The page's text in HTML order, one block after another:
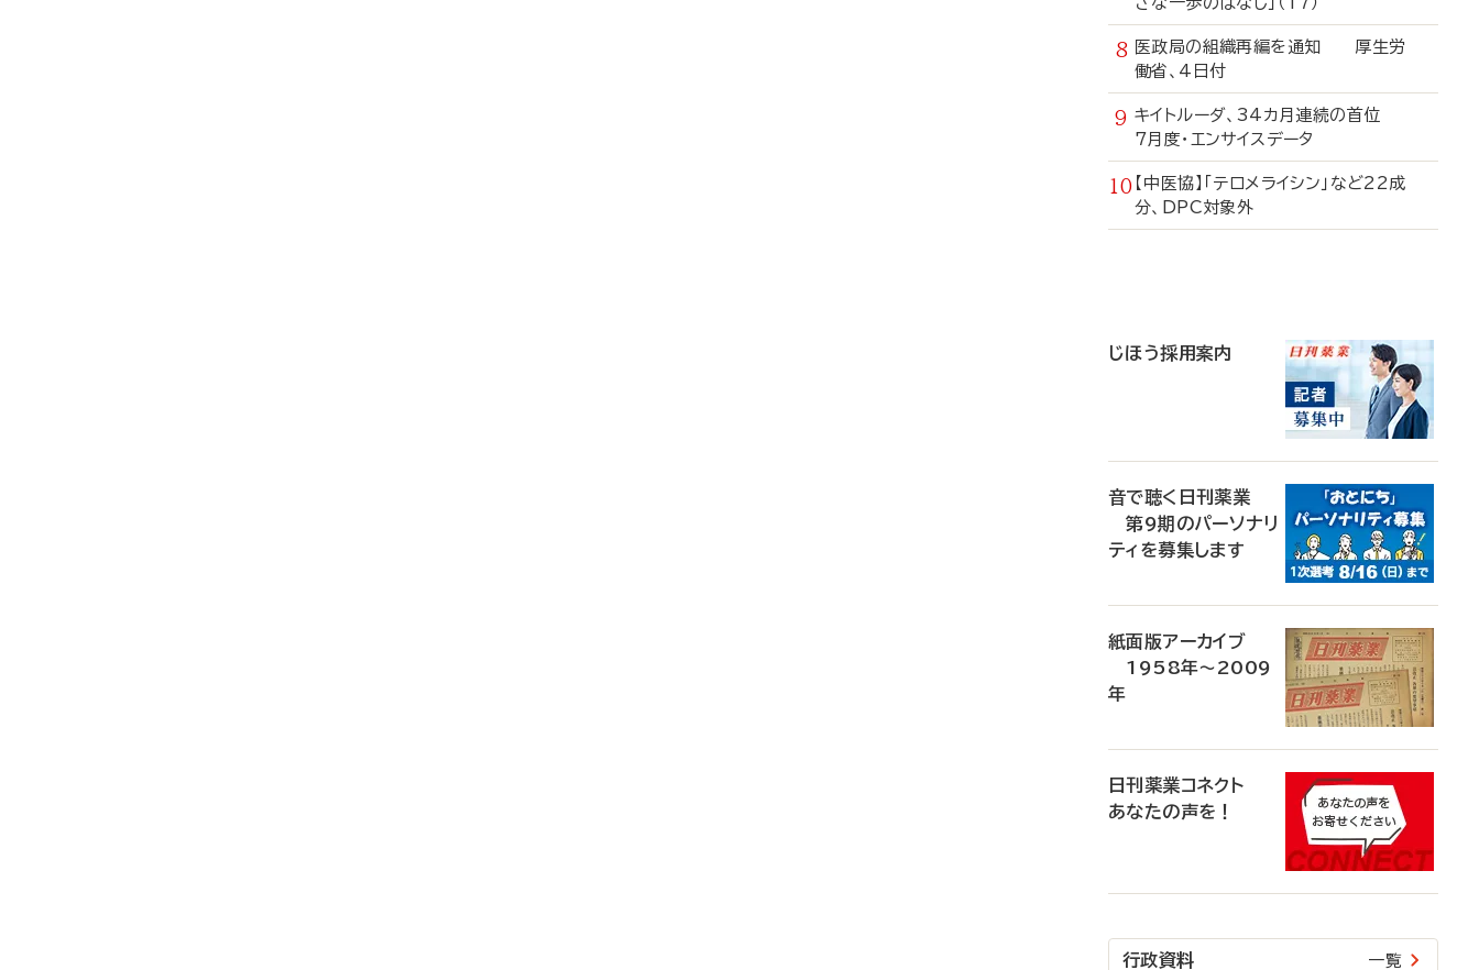
医政局の組織再編を通知 厚生労
働省、4日付
キイトルーダ、34カ月連続の首位
7月度・エンサイスデータ
【中医協】「テロメライシン」など22成
分、DPC対象外
じほう採用案内
音で聴く日刊薬業
第9期のパーソナリ
ティを募集します
紙面版アーカイブ
1958年～2009
年
日刊薬業コネクト
あなたの声を！
行政資料 一覧